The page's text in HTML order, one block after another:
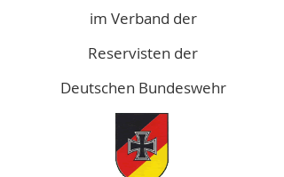
im Verband der
Reservisten der
Deutschen Bundeswehr